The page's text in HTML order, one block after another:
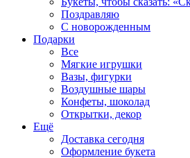
Поздравляю
С новорожденным
Подарки
Все
Мягкие игрушки
Вазы, фигурки
Воздушные шары
Конфеты, шоколад
Открытки, декор
Ещё
Доставка сегодня
Оформление букета